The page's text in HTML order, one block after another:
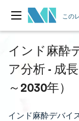
この
インド麻酔
ア分析 - 成
～2030年）
インド麻酔デバイ